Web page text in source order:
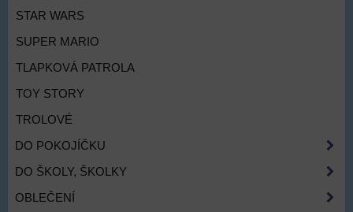
STAR WARS
SUPER MARIO
TLAPKOVÁ PATROLA
TOY STORY
TROLOVÉ
DO POKOJÍČKU
DO ŠKOLY, ŠKOLKY
OBLEČENÍ